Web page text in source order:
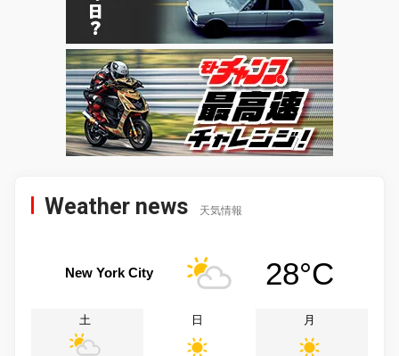
Weather news 天気情報
New York City 28°C
土 日 月